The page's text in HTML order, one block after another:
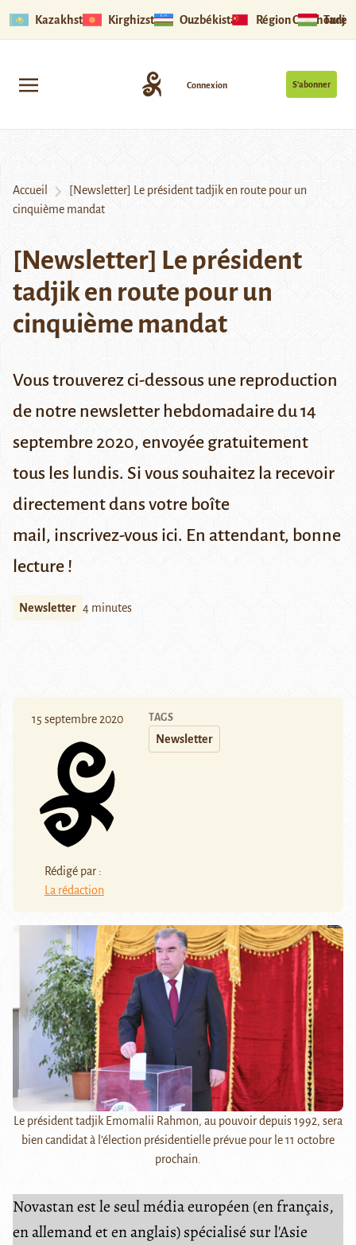
Kazakhstan Kirghizstan Ouzbékistan Région Ouïghoure
S’abonner
Connexion
Accueil
[Newsletter] Le président tadjik en route pour un
cinquième mandat
[Newsletter] Le président
tadjik en route pour un
cinquième mandat
Vous trouverez ci-dessous une reproduction
de notre newsletter hebdomadaire du 14
septembre 2020, envoyée gratuitement
tous les lundis. Si vous souhaitez la recevoir
directement dans votre boîte
mail, inscrivez-vous ici. En attendant, bonne
lecture !
Newsletter 4 minutes
15 septembre 2020
Rédigé par :
La rédaction
TAGS
Newsletter
Le président tadjik Emomalii Rahmon, au pouvoir depuis 1992, sera
bien candidat à l’élection présidentielle prévue pour le 11 octobre
prochain.
Novastan est le seul média européen (en français,
en allemand et en anglais) spécialisé sur l'Asie